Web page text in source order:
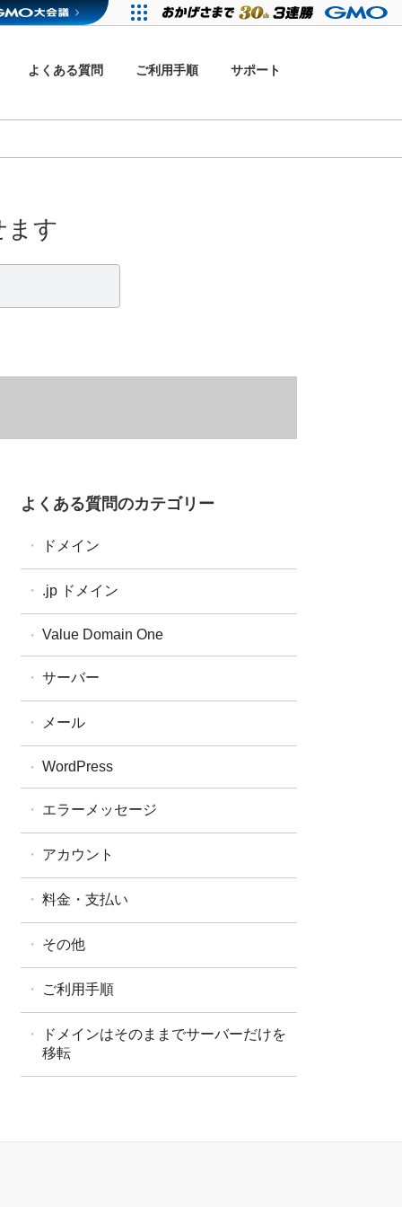
よくある質問 ご利用手順 サポート
ます
よくある質問のカテゴリー
ドメイン
ドメイン更新
ドメイン移管
WHOIS
.jp ドメイン
属性型JPドメイン
Value Domain One
サーバー
バリューサーバー
XREA
メール
WordPress
エラーメッセージ
アカウント
料金・支払い
その他
ご利用手順
ドメインはそのままでサーバーだけを
移転